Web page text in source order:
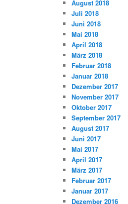
August 2018
Juli 2018
Juni 2018
Mai 2018
April 2018
März 2018
Februar 2018
Januar 2018
Dezember 2017
November 2017
Oktober 2017
September 2017
August 2017
Juni 2017
Mai 2017
April 2017
März 2017
Februar 2017
Januar 2017
Dezember 2016